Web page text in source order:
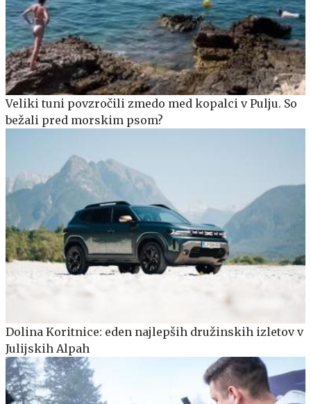
Veliki tuni povzročili zmedo med kopalci v Pulju. So
bežali pred morskim psom?
Dolina Koritnice: eden najlepših družinskih izletov v
Julijskih Alpah